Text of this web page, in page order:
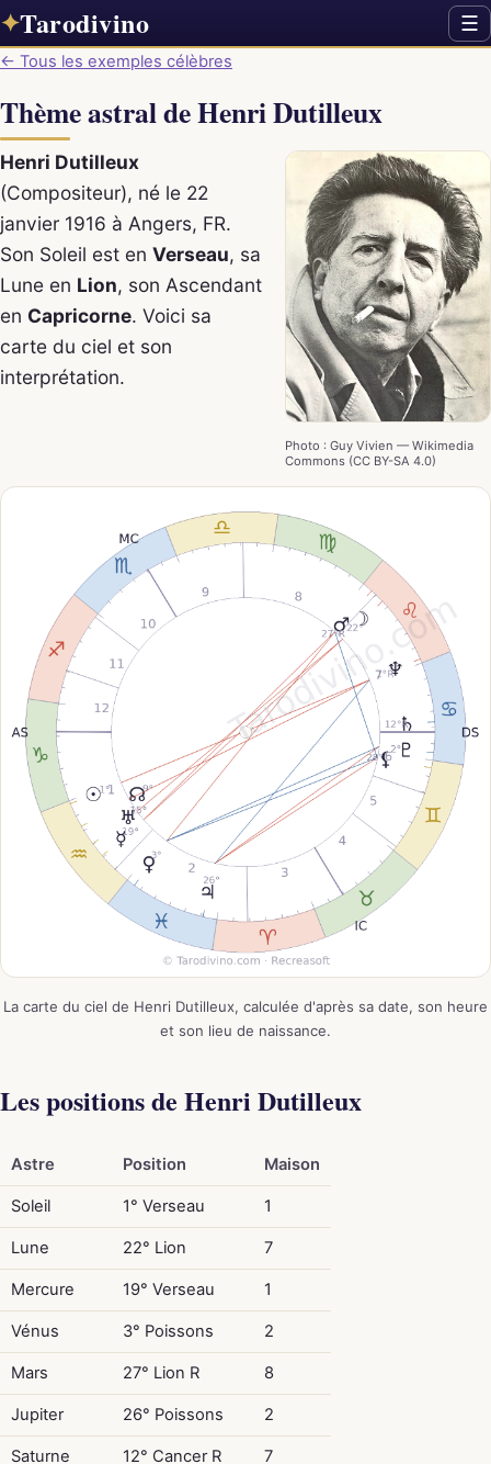
✦Tarodivino ☰
← Tous les exemples célèbres
Thème astral de Henri Dutilleux
Photo : Guy Vivien — Wikimedia
Commons (CC BY-SA 4.0)
Henri Dutilleux
(Compositeur), né le 22
janvier 1916 à Angers, FR.
Son Soleil est en Verseau, sa
Lune en Lion, son Ascendant
en Capricorne. Voici sa
carte du ciel et son
interprétation.
La carte du ciel de Henri Dutilleux, calculée d'après sa date, son heure
et son lieu de naissance.
Les positions de Henri Dutilleux
Astre Position Maison
Soleil 1° Verseau 1
Lune 22° Lion 7
Mercure 19° Verseau 1
Vénus 3° Poissons 2
Mars 27° Lion R 8
Jupiter 26° Poissons 2
Saturne 12° Cancer R 7